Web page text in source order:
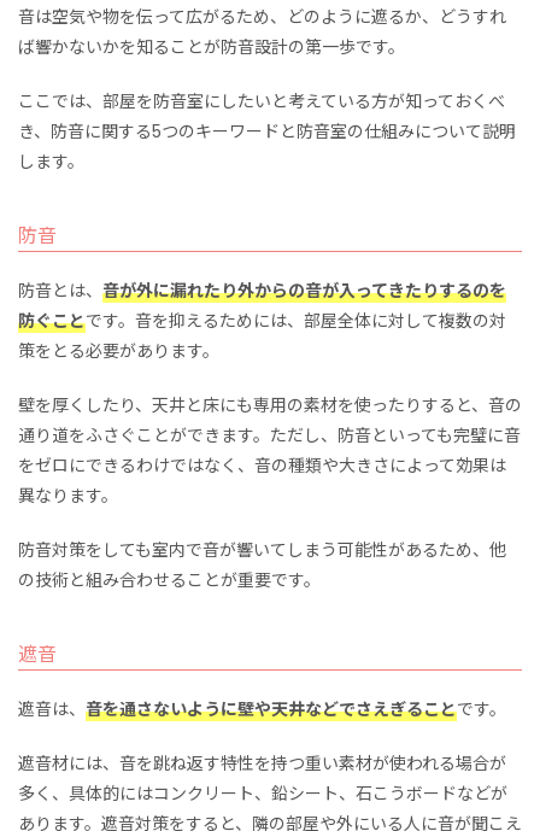
音は空気や物を伝って広がるため、どのように遮るか、どうすれ
ば響かないかを知ることが防音設計の第一歩です。
ここでは、部屋を防音室にしたいと考えている方が知っておくべ
き、防音に関する5つのキーワードと防音室の仕組みについて説明
します。
防音
防音とは、 音が外に漏れたり外からの音が入ってきたりするのを
防ぐことです。音を抑えるためには、部屋全体に対して複数の対
策をとる必要があります。
壁を厚くしたり、天井と床にも専用の素材を使ったりすると、音の
通り道をふさぐことができます。ただし、防音といっても完璧に音
をゼロにできるわけではなく、音の種類や大きさによって効果は
異なります。
防音対策をしても室内で音が響いてしまう可能性があるため、他
の技術と組み合わせることが重要です。
遮音
遮音は、 音を通さないように壁や天井などでさえぎることです。
遮音材には、音を跳ね返す特性を持つ重い素材が使われる場合が
多く、具体的にはコンクリート、鉛シート、石こうボードなどが
あります。遮音対策をすると、隣の部屋や外にいる人に音が聞こえ